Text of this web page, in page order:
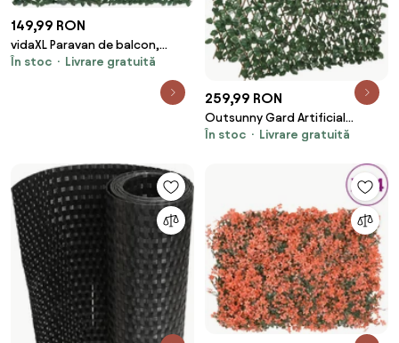
149,99 RON
vidaXL Paravan de balcon,
frunze verde închis, 200x100
În stoc Livrare gratuită
259,99 RON
Outsunny Gard Artificial
Extensibil cu 2 Secțiuni din
În stoc Livrare gratuită